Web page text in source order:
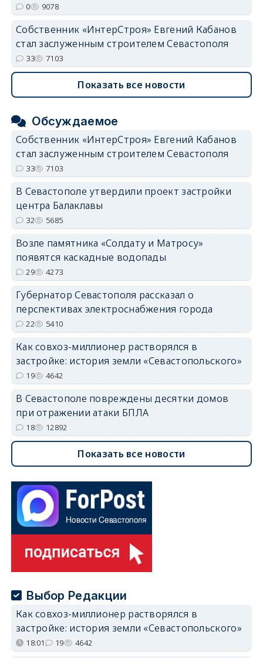
0 9078
Собственник «ИнтерСтроя» Евгений Кабанов
стал заслуженным строителем Севастополя
33 7103
Показать все новости
Обсуждаемое
Собственник «ИнтерСтроя» Евгений Кабанов
стал заслуженным строителем Севастополя
33 7103
В Севастополе утвердили проект застройки
центра Балаклавы
32 5685
Возле памятника «Солдату и Матросу»
появятся каскадные водопады
29 4273
Губернатор Севастополя рассказал о
перспективах электроснабжения города
22 5410
Как совхоз-миллионер растворялся в
застройке: история земли «Севастопольского»
19 4642
В Севастополе повреждены десятки домов
при отражении атаки БПЛА
18 12892
Показать все новости
Выбор Редакции
Как совхоз-миллионер растворялся в
застройке: история земли «Севастопольского»
18:01 19 4642